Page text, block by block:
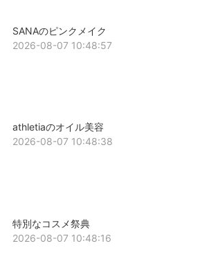
SANAのピンクメイク
2026-08-07 10:48:57
athletiaのオイル美容
2026-08-07 10:48:38
特別なコスメ祭典
2026-08-07 10:48:16